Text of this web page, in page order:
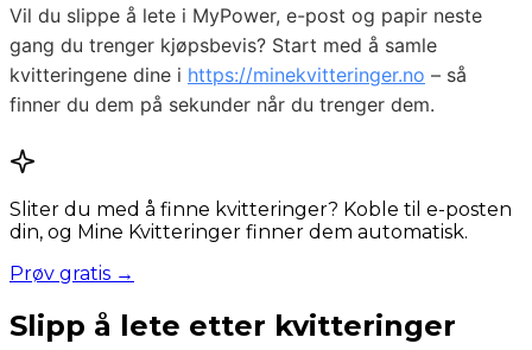
Vil du slippe å lete i MyPower, e-post og papir neste
gang du trenger kjøpsbevis? Start med å samle
kvitteringene dine i https://minekvitteringer.no – så
finner du dem på sekunder når du trenger dem.
Sliter du med å finne kvitteringer? Koble til e-posten
din, og Mine Kvitteringer finner dem automatisk.
Prøv gratis →
Slipp å lete etter kvitteringer